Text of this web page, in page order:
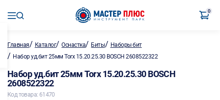
0
Главная/ Каталог/Оснастка/ Биты/ Наборы бит
/ Набор уд.бит 25мм Torx 15.20.25.30 BOSCH 2608522322
Набор уд.бит 25мм Torx 15.20.25.30 BOSCH
2608522322
Код товара: 61470